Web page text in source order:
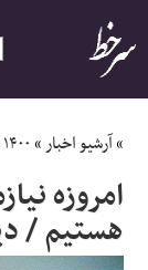
ایران
سیاسی
اقتصاد
»آرشیو اخبار»۱۴۰۰
امروزه
هستیم /